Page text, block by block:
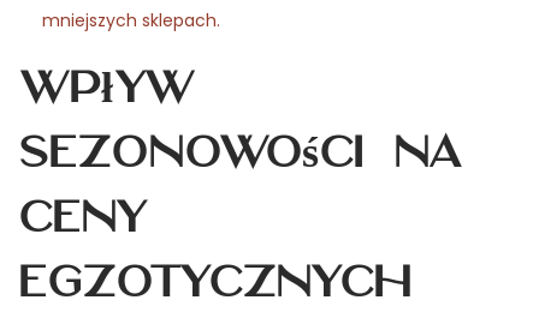
mniejszych sklepach.
Wpływ
sezonowości na
ceny
egzotycznych